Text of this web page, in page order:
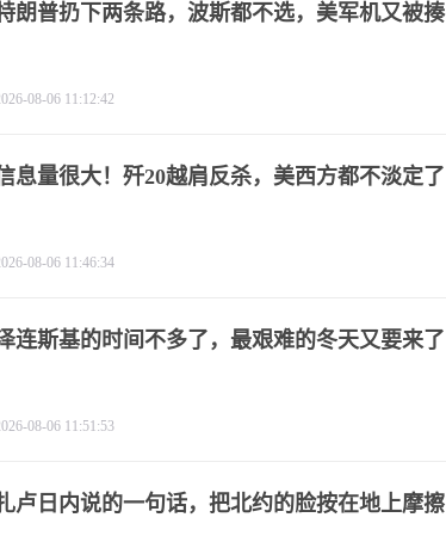
朗普扔下两条路，波斯都不选，美军机又被揍
08-06 11:12:42
息量很大！歼20越肩反杀，美西方都不淡定了
08-06 11:46:34
连斯基的时间不多了，最艰难的冬天又要来了
08-06 11:51:53
卢日内说的一句话，把北约的脸按在地上摩擦